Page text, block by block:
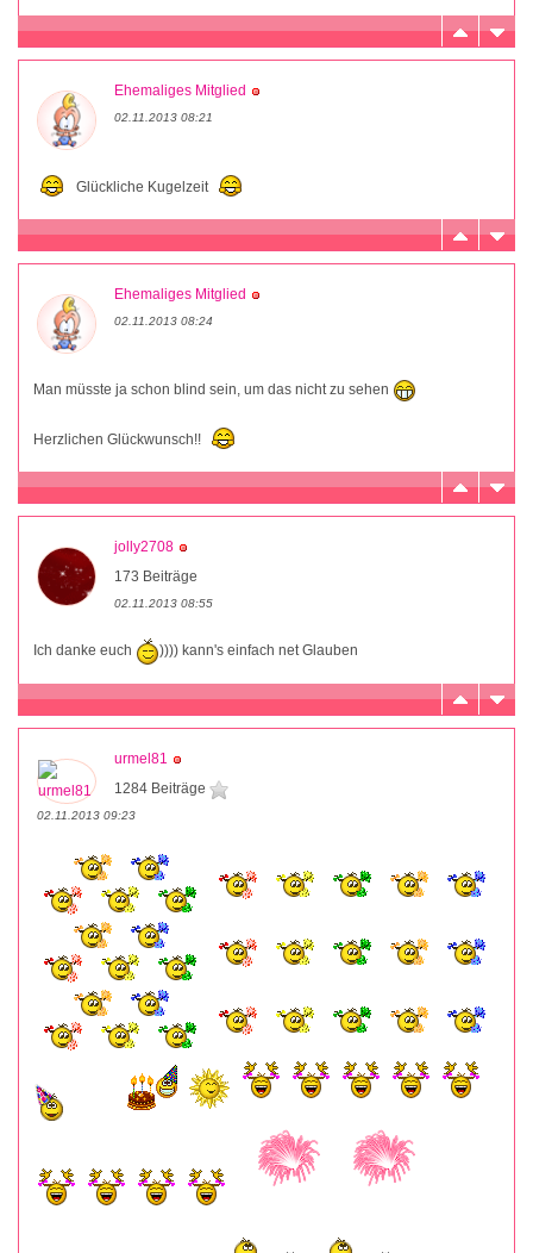
Ehemaliges Mitglied
02.11.2013 08:21
Glückliche Kugelzeit
Ehemaliges Mitglied
02.11.2013 08:24
Man müsste ja schon blind sein, um das nicht zu sehen
Herzlichen Glückwunsch!!
jolly2708
173 Beiträge
02.11.2013 08:55
Ich danke euch )))) kann's einfach net Glauben
urmel81
1284 Beiträge
02.11.2013 09:23